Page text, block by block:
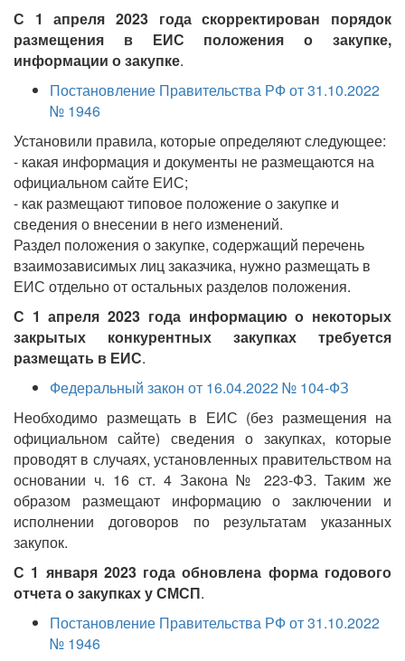
С 1 апреля 2023 года скорректирован порядок
размещения в ЕИС положения о закупке,
информации о закупке.
Постановление Правительства РФ от 31.10.2022
№ 1946
Установили правила, которые определяют следующее:
- какая информация и документы не размещаются на
официальном сайте ЕИС;
- как размещают типовое положение о закупке и
сведения о внесении в него изменений.
Раздел положения о закупке, содержащий перечень
взаимозависимых лиц заказчика, нужно размещать в
ЕИС отдельно от остальных разделов положения.
С 1 апреля 2023 года информацию о некоторых
закрытых конкурентных закупках требуется
размещать в ЕИС.
Федеральный закон от 16.04.2022 № 104-ФЗ
Необходимо размещать в ЕИС (без размещения на
официальном сайте) сведения о закупках, которые
проводят в случаях, установленных правительством на
основании ч. 16 ст. 4 Закона № 223-ФЗ. Таким же
образом размещают информацию о заключении и
исполнении договоров по результатам указанных
закупок.
С 1 января 2023 года обновлена форма годового
отчета о закупках у СМСП.
Постановление Правительства РФ от 31.10.2022
№ 1946